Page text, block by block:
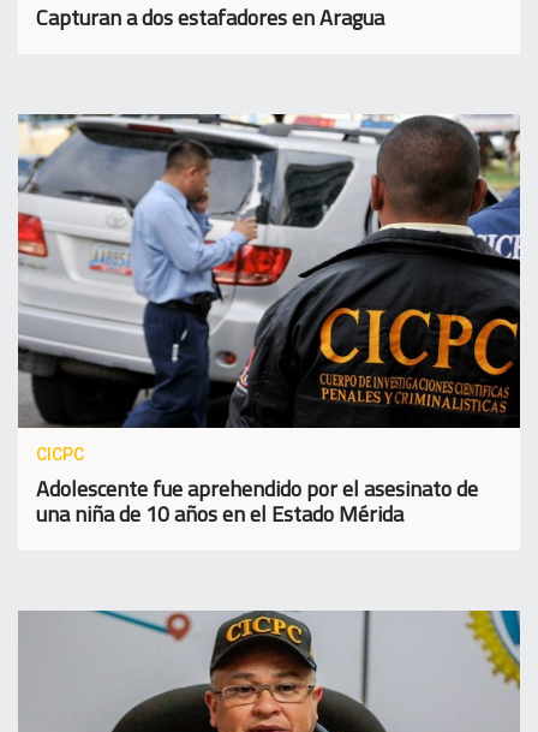
Capturan a dos estafadores en Aragua
CICPC
Adolescente fue aprehendido por el asesinato de
una niña de 10 años en el Estado Mérida